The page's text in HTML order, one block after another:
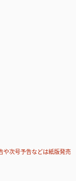
や次号予告などは紙版発売